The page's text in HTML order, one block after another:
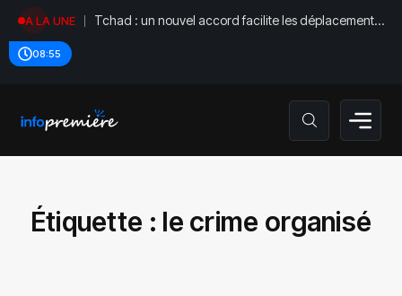
A LA UNE
Tchad : un nouvel accord facilite les déplacements
08:55
Étiquette : le crime organisé